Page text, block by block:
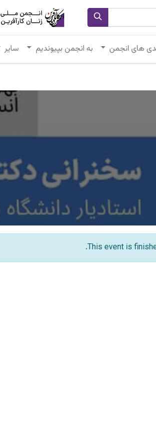
های انجمن به انجمن بپیوندیم سایر
This event is